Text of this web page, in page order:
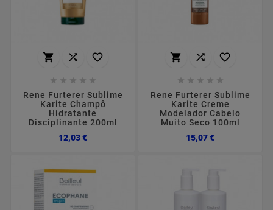
  
    
Rene Furterer Sublime
Karite Champô
Hidratante
Disciplinante 200ml
12,03 €Preço
  
    
Rene Furterer Sublime
Karite Creme
Modelador Cabelo
Muito Seco 100ml
15,07 €Preço